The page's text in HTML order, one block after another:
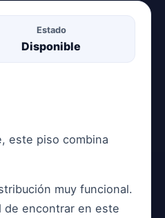
Estado
este piso combina
muy funcional.
de encontrar en este